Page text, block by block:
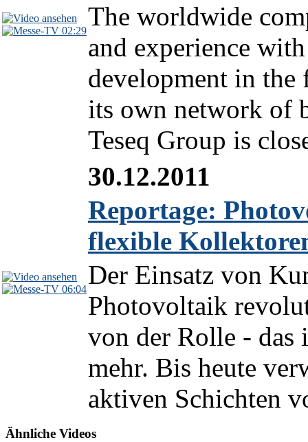
02:29The worldwide
and experience
development in
its own network of
Teseq Group is
06:04
30.12.2011
Reportage:
flexible
Der Einsatz von
Photovoltaik
von der Rolle - das
mehr. Bis heute
aktiven Schichten
Ähnliche Videos